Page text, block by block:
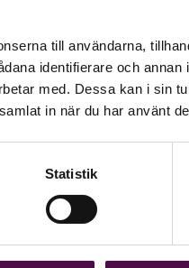
till användarna,
identifierare och annan
med. Dessa kan i sin
in när du har använt
Statistik